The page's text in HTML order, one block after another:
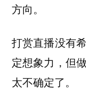
方向。
打赏直播没有
定想象力，但
太不确定了。